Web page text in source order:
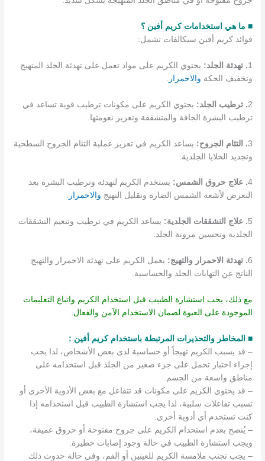
■ ما هي استخدامات كريم أفين ؟
فوائد كريم أفين سيكالفات تشمل:
1. تهدئة الجلد: يحتوي الكريم على مواد تعمل على تهدئة الجلد المتهيج
وتخفيف الحكة والاحمرار
2. ترطيب الجلد: يحتوي الكريم على مكونات ترطيب قوية تساعد في
ترطيب البشرة الجافة والمتشققة وتعزيز نعومتها.
3. التئام الجروح: يساعد الكريم في تعزيز عملية التئام الجروح السطحية
وتجديد الخلايا الجلدية.
4. علاج حروق الشمس: يستخدم الكريم لتهدئة وترطيب البشرة بعد
التعرض لأشعة الشمس الضارة وتقليل التهيج والاحمرار .
5. علاج التشققات الجلدية: يساعد الكريم في ترطيب وتنعيم التشققات
الجلدية وتحسين مرونة الجلد.
6. تهدئة الاحمرار والتهيج: يعمل الكريم على تهدئة الاحمرار والتهيج
الناتج عن التهابات الجلد والحساسية.
مع ذلك، يجب استشارة الطبيب قبل استخدام الكريم واتباع التعليمات
الموجودة على العبوة لضمان الاستخدام الآمن والفعال.
■ المخاطر والتحذيرات المرتبطة باستخدام كريم أفين :
– قد يسبب الكريم تهيجاً أو حساسية لدى بعض الأشخاص، لذا يجب
إجراء اختبار تحمل على جزء صغير من الجلد قبل استخدامه على
مناطق واسعة من الجسم.
– قد يحتوي الكريم على مكونات قد تتفاعل مع بعض الأدوية الأخرى أو
تسبب تفاعلات سلبية، لذا يجب استشارة الطبيب قبل استخدامه إذا
كنت تستخدم أي أدوية أخرى.
– يُنصح بعدم استخدام الكريم على جروح مفتوحة أو حروق عميقة،
ويجب استشارة الطبيب في حالة وجود إصابات خطيرة.
– يجب تجنب ملامسة الكريم للعينين أو الفم، وفي حالة حدوث ذلك